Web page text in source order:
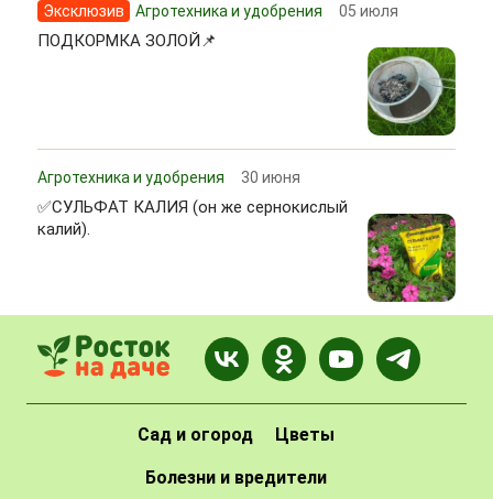
Эксклюзив Агротехника и удобрения 05 июля
ПОДКОРМКА ЗОЛОЙ📌
Агротехника и удобрения 30 июня
✅СУЛЬФАТ КАЛИЯ (он же сернокислый
калий).
Сад и огород Цветы
Болезни и вредители